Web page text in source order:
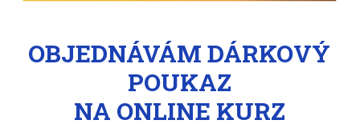
OBJEDNÁVÁM DÁRKOVÝ
POUKAZ
NA ONLINE KURZ